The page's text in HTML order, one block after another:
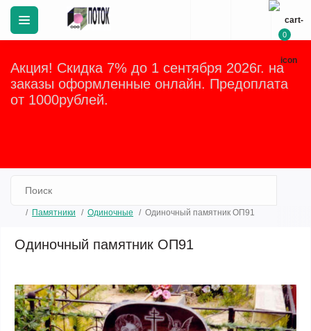
Акция! Скидка 7% до 1 сентября 2026г. на
заказы оформленные онлайн. Предоплата
от 1000рублей.
0
Памятники Одиночные Одиночный памятник ОП91
Одиночный памятник ОП91